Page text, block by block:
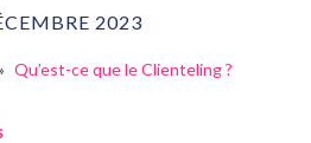
2023
Qu’est-ce que le Clienteling ?